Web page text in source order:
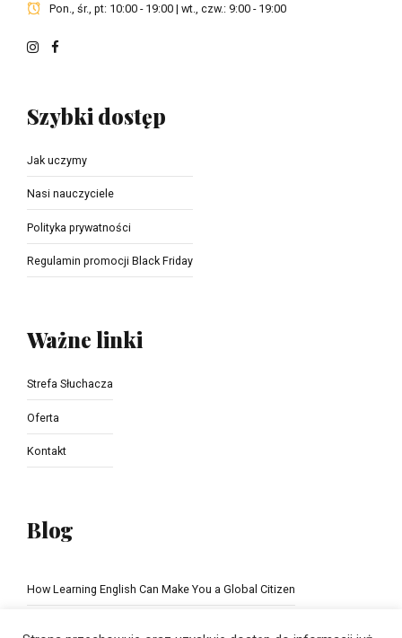
Pon., śr., pt: 10:00 - 19:00 | wt., czw.: 9:00 - 19:00
Szybki dostęp
Jak uczymy
Nasi nauczyciele
Polityka prywatności
Regulamin promocji Black Friday
Ważne linki
Strefa Słuchacza
Oferta
Kontakt
Blog
How Learning English Can Make You a Global Citizen